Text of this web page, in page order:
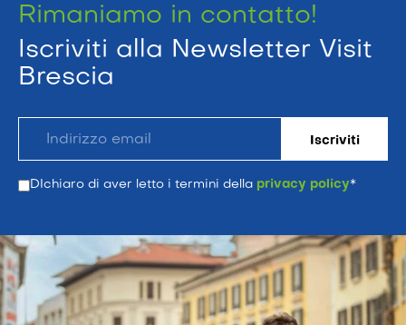
Rimaniamo in contatto!
Iscriviti alla Newsletter Visit
Brescia
DIchiaro di aver letto i termini della privacy policy*